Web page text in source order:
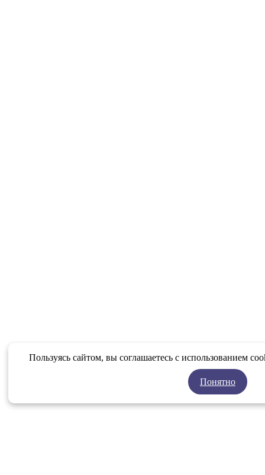
Пользуясь сайтом, вы соглашаетесь с использованием
Понятно